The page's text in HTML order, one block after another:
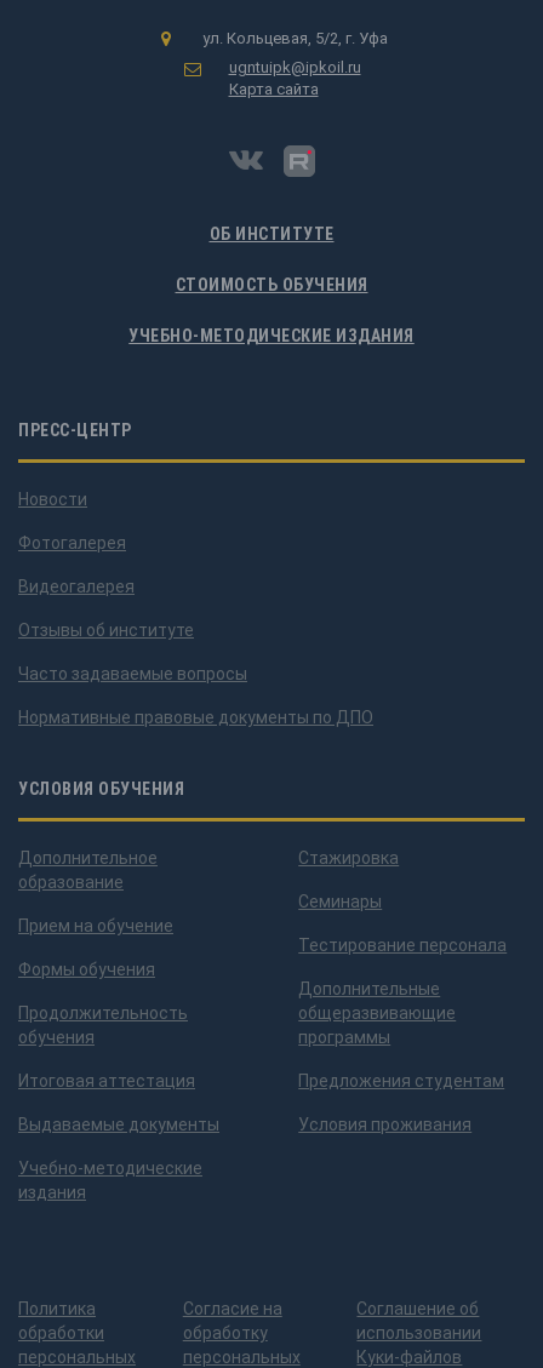
ул. Кольцевая, 5/2, г. Уфа
ugntuipk@ipkoil.ru
Карта сайта
ОБ ИНСТИТУТЕ
СТОИМОСТЬ ОБУЧЕНИЯ
УЧЕБНО-МЕТОДИЧЕСКИЕ ИЗДАНИЯ
ПРЕСС-ЦЕНТР
Новости
Фотогалерея
Видеогалерея
Отзывы об институте
Часто задаваемые вопросы
Нормативные правовые документы по ДПО
УСЛОВИЯ ОБУЧЕНИЯ
Дополнительное
образование
Прием на обучение
Формы обучения
Продолжительность
обучения
Итоговая аттестация
Выдаваемые документы
Учебно-методические
издания
Стажировка
Семинары
Тестирование персонала
Дополнительные
общеразвивающие
программы
Предложения студентам
Условия проживания
Политика
обработки
персональных
Согласие на
обработку
персональных
Соглашение об
использовании
Куки-файлов